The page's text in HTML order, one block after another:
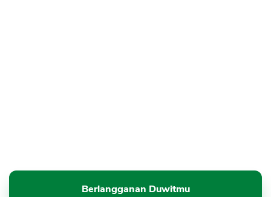
Berlangganan Duwitmu